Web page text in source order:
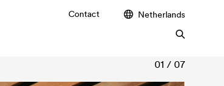
Contact Netherlands
01 / 07